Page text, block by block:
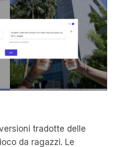
tradotte delle
da ragazzi. Le